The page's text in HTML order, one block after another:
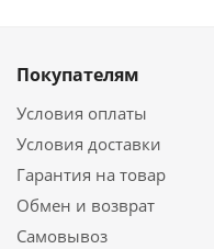
Покупателям
Условия оплаты
Условия доставки
Гарантия на товар
Обмен и возврат
Самовывоз